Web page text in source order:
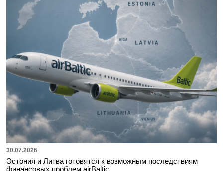
30.07.2026
Эстония и Литва готовятся к возможным последствиям
финансовых проблем airBaltic